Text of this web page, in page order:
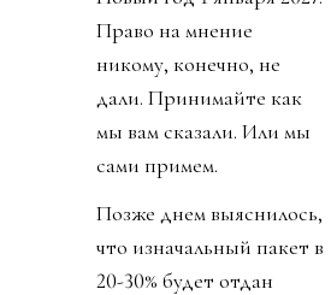
Право на мнение
никому, конечно, не
дали. Принимайте как
мы вам сказали. Или мы
сами примем.
Позже днем выяснилось,
что изначальный пакет в
20-30% будет отдан